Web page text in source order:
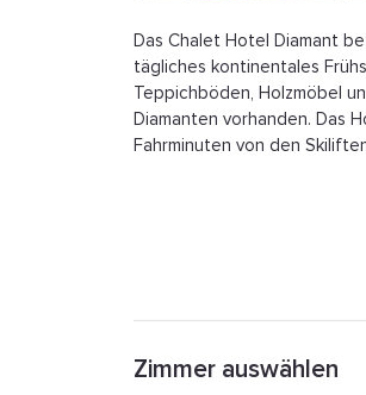
Das Chalet Hotel Diamant
tägliches kontinentales
Teppichböden, Holzmöbel
Diamanten vorhanden. Das
Fahrminuten von den
Zimmer auswählen